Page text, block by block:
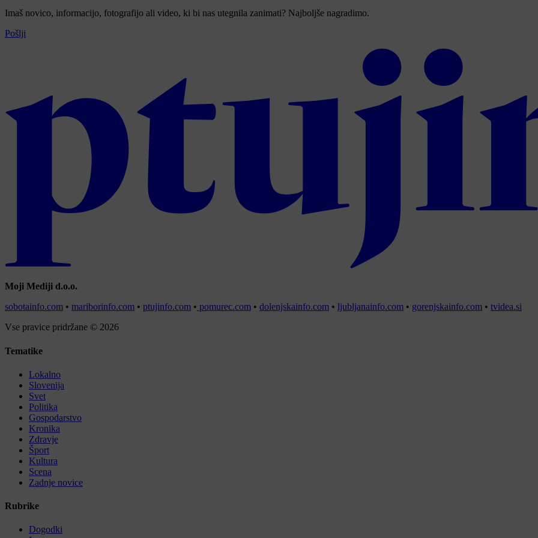
Imaš novico, informacijo, fotografijo ali video, ki bi nas utegnila zanimati? Najboljše nagradimo.
Pošlji
Moji Mediji d.o.o.
sobotainfo.com • mariborinfo.com • ptujinfo.com • pomurec.com • dolenjskainfo.com • ljubljanainfo.com • gorenjskainfo.com • tvidea.si
Vse pravice pridržane © 2026
Tematike
Lokalno
Slovenija
Svet
Politika
Gospodarstvo
Kronika
Zdravje
Šport
Kultura
Scena
Zadnje novice
Rubrike
Dogodki